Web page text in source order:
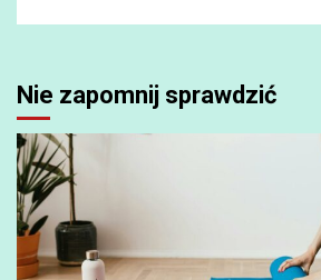
Nie zapomnij sprawdzić